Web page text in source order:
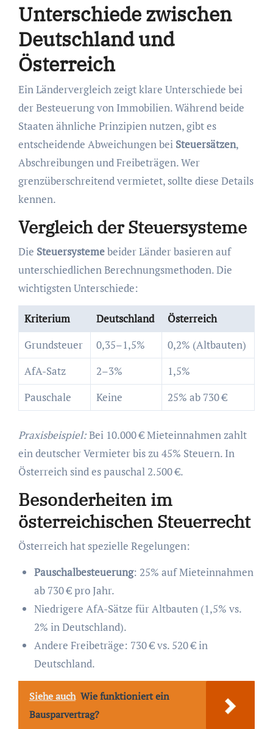
Unterschiede zwischen
Deutschland und
Österreich
Ein Ländervergleich zeigt klare Unterschiede bei
der Besteuerung von Immobilien. Während beide
Staaten ähnliche Prinzipien nutzen, gibt es
entscheidende Abweichungen bei Steuersätzen,
Abschreibungen und Freibeträgen. Wer
grenzüberschreitend vermietet, sollte diese Details
kennen.
Vergleich der Steuersysteme
Die Steuersystemebeider Länder basieren auf
unterschiedlichen Berechnungsmethoden. Die
wichtigsten Unterschiede:
Kriterium Deutschland
Österreich
Grundsteuer
0,35–1,5%
0,2% (Altbauten)
AfA-Satz
2–3%
1,5%
Pauschale
Keine 25% ab 730 €
Praxisbeispiel:Bei 10.000 € Mieteinnahmen zahlt
ein deutscher Vermieter bis zu 45% Steuern. In
Österreich sind es pauschal 2.500 €.
Besonderheiten im
österreichischen Steuerrecht
Österreich hat spezielle Regelungen:
Pauschalbesteuerung: 25% auf Mieteinnahmen
ab 730 € pro Jahr.
Niedrigere AfA-Sätze für Altbauten (1,5% vs.
2% in Deutschland).
Andere Freibeträge: 730 € vs. 520 € in
Deutschland.
Siehe auch Wie funktioniert ein
Bausparvertrag?